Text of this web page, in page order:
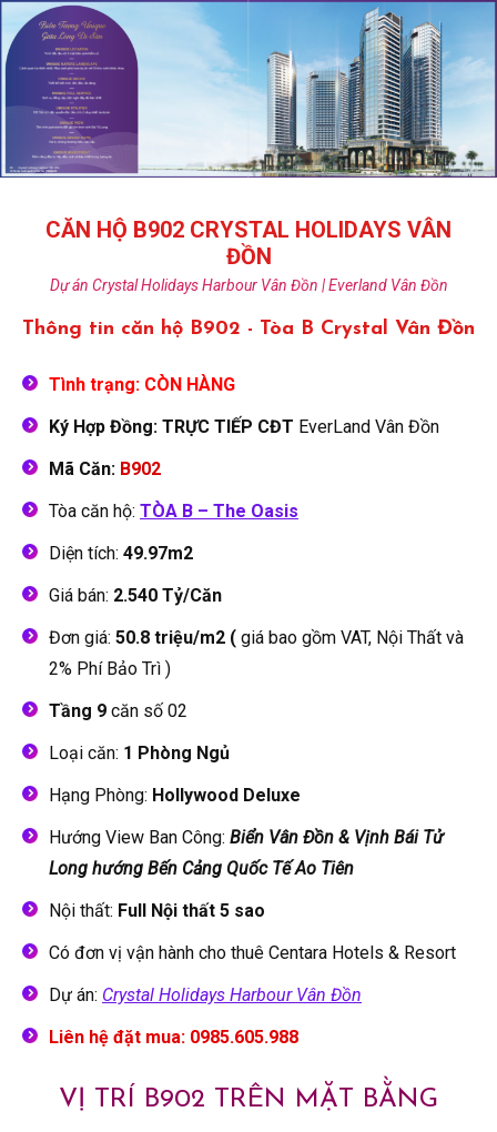
CĂN HỘ B902 CRYSTAL HOLIDAYS VÂN
ĐỒN
Dự án Crystal Holidays Harbour Vân Đồn | Everland Vân Đồn
Thông tin căn hộ B902 - Tòa B Crystal Vân Đồn
Tình trạng: CÒN HÀNG
Ký Hợp Đồng: TRỰC TIẾP CĐT EverLand Vân Đồn
Mã Căn: B902
Tòa căn hộ: TÒA B – The Oasis
Diện tích: 49.97m2
Giá bán: 2.540 Tỷ/Căn
Đơn giá: 50.8 triệu/m2 ( giá bao gồm VAT, Nội Thất và
2% Phí Bảo Trì )
Tầng 9 căn số 02
Loại căn: 1 Phòng Ngủ
Hạng Phòng: Hollywood Deluxe
Hướng View Ban Công: Biển Vân Đồn & Vịnh Bái Tử
Long hướng Bến Cảng Quốc Tế Ao Tiên
Nội thất: Full Nội thất 5 sao
Có đơn vị vận hành cho thuê Centara Hotels & Resort
Dự án: Crystal Holidays Harbour Vân Đồn
Liên hệ đặt mua: 0985.605.988
VỊ TRÍ B902 TRÊN MẶT BẰNG